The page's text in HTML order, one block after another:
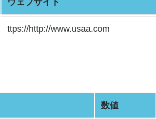
ウェブサイト
ttps://http://www.usaa.com
数値